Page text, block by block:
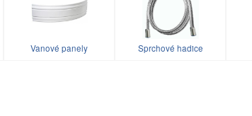
Vanové panely Sprchové hadice